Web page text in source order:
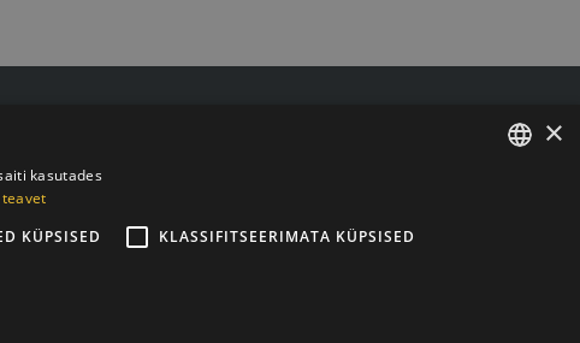
iela 6 k-3, Riia, Läti, LV-1006
LV44103017158
Privaatsuspoliitika
×
kasutades
teavet
KÜPSISED KLASSIFITSEERIMATA KÜPSISED